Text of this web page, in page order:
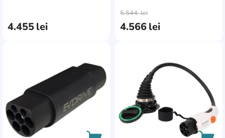
4.455lei 4.566lei
5.544lei
AddCardToFavourite